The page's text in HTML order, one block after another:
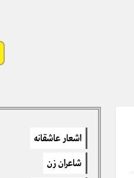
اشعار عاشقانه
شاعران زن